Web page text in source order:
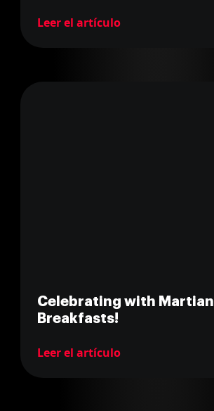
Leer el artículo
Celebrating with Martian
Breakfasts!
Leer el artículo